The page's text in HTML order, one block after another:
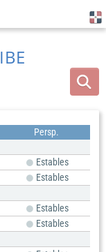
Persp.
Estables
Estables
Estables
Estables